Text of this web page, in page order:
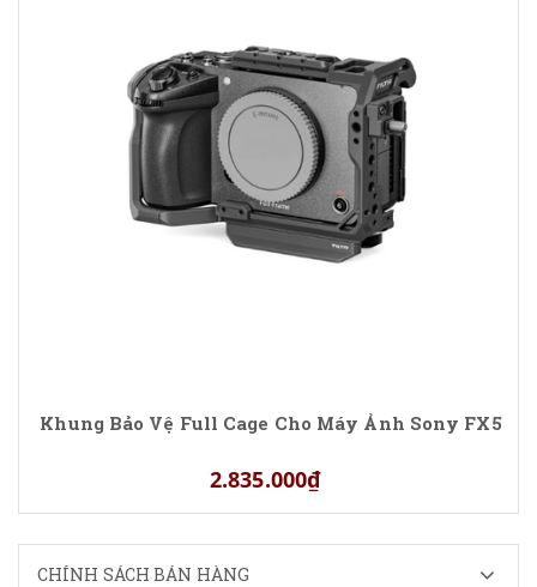
Khung Bảo Vệ Full Cage Cho Máy Ảnh Sony FX5
2.835.000₫
CHÍNH SÁCH BÁN HÀNG